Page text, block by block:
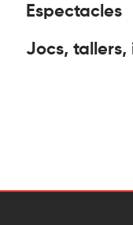
Espectacles
Jocs,